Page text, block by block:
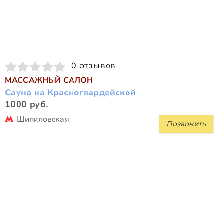
0 отзывов
МАССАЖНЫЙ САЛОН
Сауна на Красногвардейской
1000 руб.
Позвонить
Шипиловская